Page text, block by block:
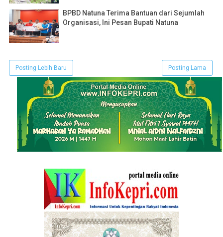
BPBD Natuna Terima Bantuan dari Sejumlah
Organisasi, Ini Pesan Bupati Natuna
Posting Lebih Baru Posting Lama